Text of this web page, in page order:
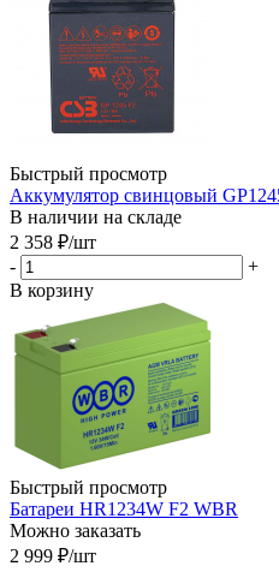
Быстрый просмотр
Аккумулятор свинцовый
В наличии на складе
2 358 ₽/шт
-
+
В корзину
Быстрый просмотр
Батареи HR1234W F2 WBR
Можно заказать
2 999 ₽/шт